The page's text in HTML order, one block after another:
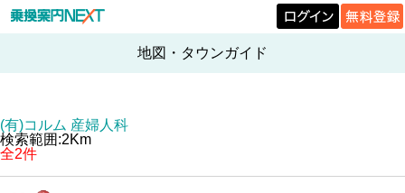
地図・タウンガイド
(有)コルム 産婦人科
検索範囲:2Km
全2件